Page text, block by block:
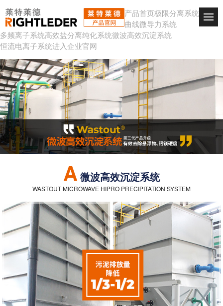
产品首页极限分离系统
曲线微导力系统
多频离子系统高效盐分离纯化系统微波高效沉淀系统
恒流电离子系统进入企业官网
A 微波高效沉淀系统
WASTOUT MICROWAVE HIPRO PRECIPITATION SYSTEM